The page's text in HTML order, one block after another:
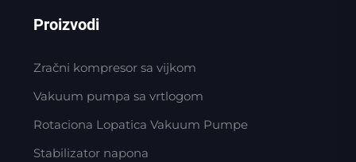
Proizvodi
Zračni kompresor sa vijkom
Vakuum pumpa sa vrtlogom
Rotaciona Lopatica Vakuum Pumpe
Stabilizator napona